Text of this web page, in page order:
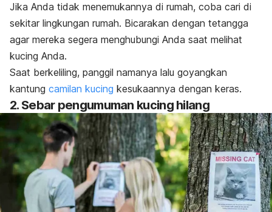
Jika Anda tidak menemukannya di rumah, coba cari di
sekitar lingkungan rumah. Bicarakan dengan tetangga
agar mereka segera menghubungi Anda saat melihat
kucing Anda.
Saat berkeliling, panggil namanya lalu goyangkan
kantung camilan kucing kesukaannya dengan keras.
2. Sebar pengumuman kucing hilang